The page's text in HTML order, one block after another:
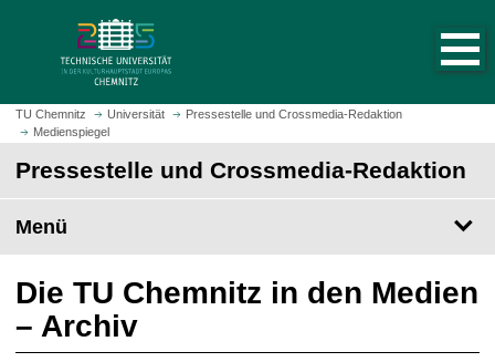
m
H
t
s
i
e
a
u
f
r
u
TU Chemnitz Universität
Pressestelle und Crossmedia-Redaktion
Medienspiegel
Pressestelle und Crossmedia-Redaktion
Menü
Die TU Chemnitz in den Medien
– Archiv